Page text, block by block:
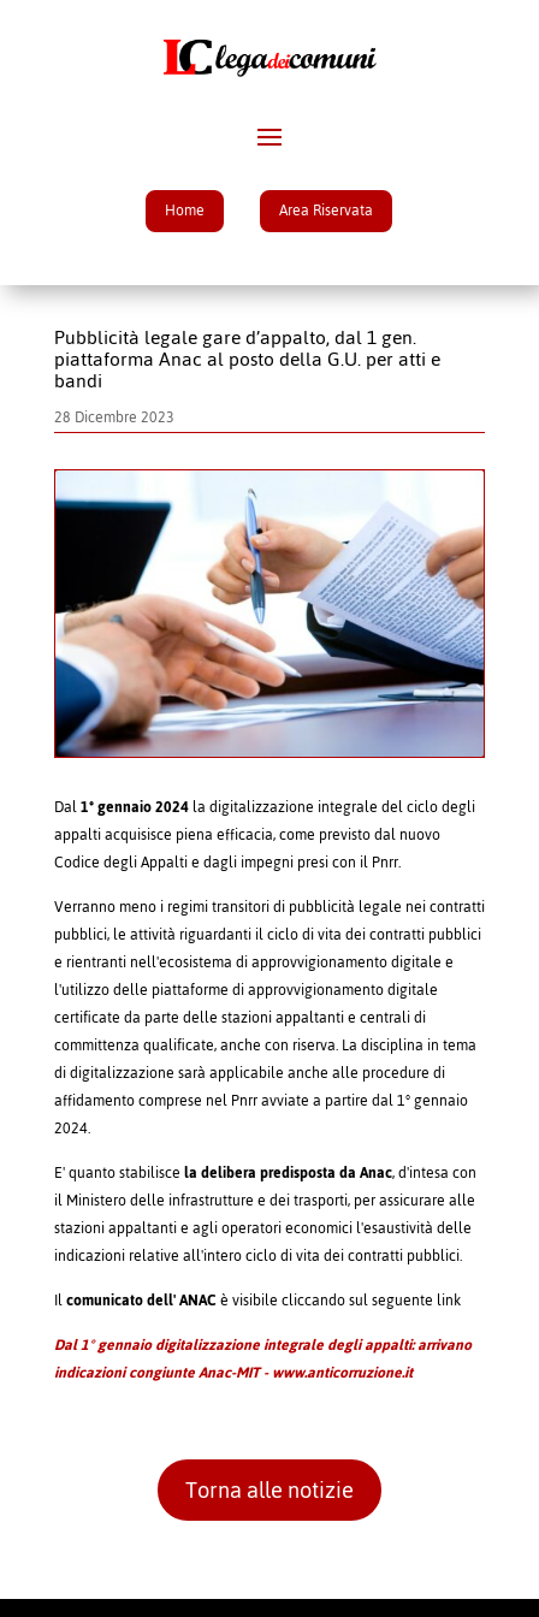
Home Area Riservata
Pubblicità legale gare d’appalto, dal 1 gen.
piattaforma Anac al posto della G.U. per atti e
bandi
28 Dicembre 2023
Dal1° gennaio 2024la digitalizzazione integrale del ciclo degli
appalti acquisisce piena efficacia, come previsto dal nuovo
Codice degli Appalti e dagli impegni presi con il Pnrr.
Verranno meno i regimi transitori di pubblicità legale nei contratti
pubblici, le attività riguardanti il ciclo di vita dei contratti pubblici
e rientranti nell'ecosistema di approvvigionamento digitale e
l'utilizzo delle piattaforme di approvvigionamento digitale
certificate da parte delle stazioni appaltanti e centrali di
committenza qualificate, anche con riserva. La disciplina in tema
di digitalizzazione sarà applicabile anche alle procedure di
affidamento comprese nel Pnrr avviate a partire dal 1° gennaio
2024.
E' quanto stabiliscela delibera predisposta da Anac, d'intesa con
il Ministero delle infrastrutture e dei trasporti, per assicurare alle
stazioni appaltanti e agli operatori economici l'esaustività delle
indicazioni relative all'intero ciclo di vita dei contratti pubblici.
Ilcomunicato dell'ANACè visibile cliccando sul seguente link
Dal 1° gennaio digitalizzazione integrale degli appalti: arrivano
indicazioni congiunte Anac-MIT - www.anticorruzione.it
Torna alle notizie